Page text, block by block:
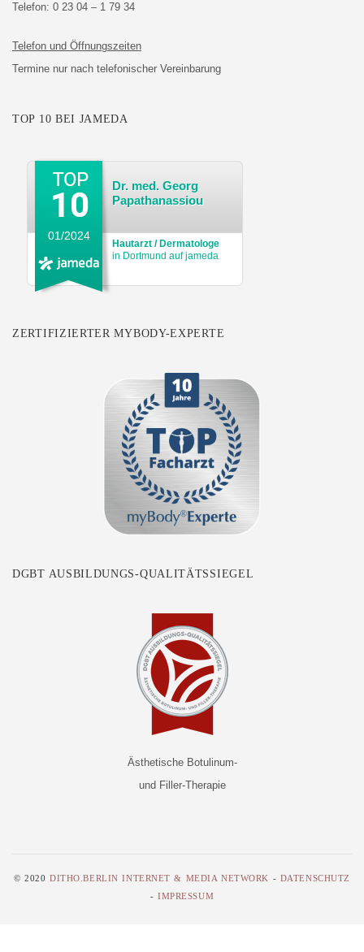
Telefon: 0 23 04 – 1 79 34
Telefon und Öffnungszeiten
Termine nur nach telefonischer Vereinbarung
TOP 10 BEI JAMEDA
Dr. med. Georg
Papathanassiou
Hautarzt / Dermatologe
in Dortmund auf jameda
01/2024
ZERTIFIZIERTER MYBODY-EXPERTE
DGBT AUSBILDUNGS-QUALITÄTSSIEGEL
Ästhetische Botulinum-
und Filler-Therapie
© 2020DITHO.BERLIN INTERNET & MEDIA NETWORK - DATENSCHUTZ
-IMPRESSUM